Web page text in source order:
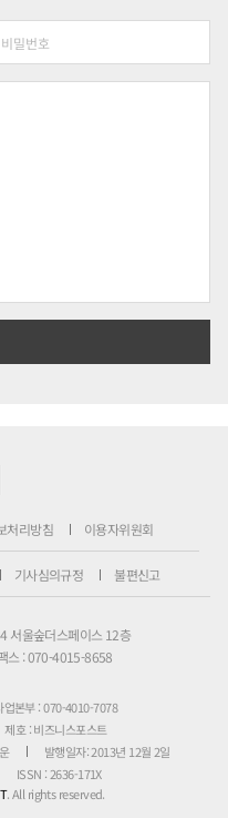
처리방침 이용자위원회
기사심의규정 불편신고
서울숲더스페이스 12층
스 : 070-4015-8658
업본부 : 070-4010-7078
제호 : 비즈니스포스트
발행일자: 2013년 12월 2일
ISSN : 2636-171X
. All rights reserved.